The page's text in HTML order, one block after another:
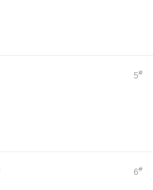
5#
6#